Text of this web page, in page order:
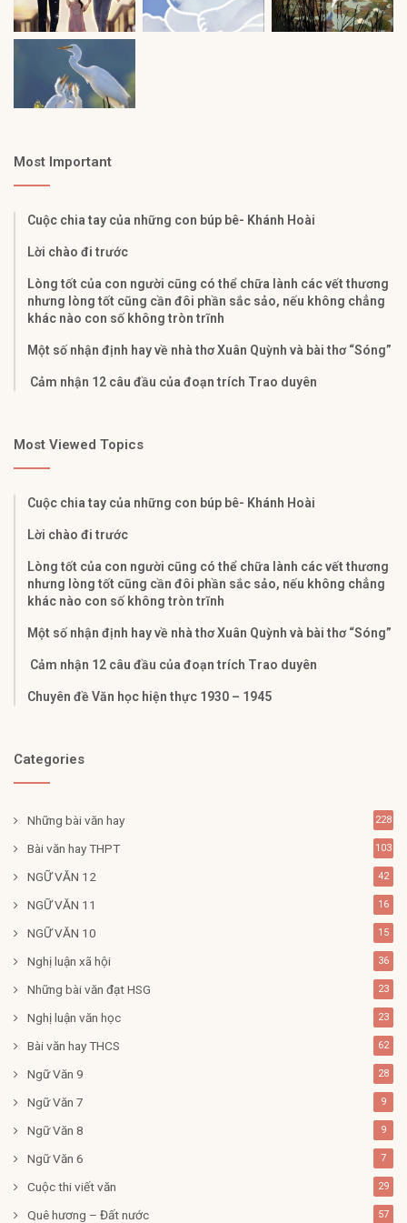
Most Important
Cuộc chia tay của những con búp bê- Khánh Hoài
Lời chào đi trước
Lòng tốt của con người cũng có thể chữa lành các vết thương
nhưng lòng tốt cũng cần đôi phần sắc sảo, nếu không chẳng
khác nào con số không tròn trĩnh
Một số nhận định hay về nhà thơ Xuân Quỳnh và bài thơ “Sóng”
Cảm nhận 12 câu đầu của đoạn trích Trao duyên
Most Viewed Topics
Cuộc chia tay của những con búp bê- Khánh Hoài
Lời chào đi trước
Lòng tốt của con người cũng có thể chữa lành các vết thương
nhưng lòng tốt cũng cần đôi phần sắc sảo, nếu không chẳng
khác nào con số không tròn trĩnh
Một số nhận định hay về nhà thơ Xuân Quỳnh và bài thơ “Sóng”
Cảm nhận 12 câu đầu của đoạn trích Trao duyên
Chuyên đề Văn học hiện thực 1930 – 1945
Categories
Những bài văn hay 228
Bài văn hay THPT 103
NGỮ VĂN 12 42
NGỮ VĂN 11 16
NGỮ VĂN 10 15
Nghị luận xã hội 36
Những bài văn đạt HSG 23
Nghị luận văn học 23
Bài văn hay THCS 62
Ngữ Văn 9 28
Ngữ Văn 7 9
Ngữ Văn 8 9
Ngữ Văn 6 7
Cuộc thi viết văn 29
Quê hương – Đất nước 57